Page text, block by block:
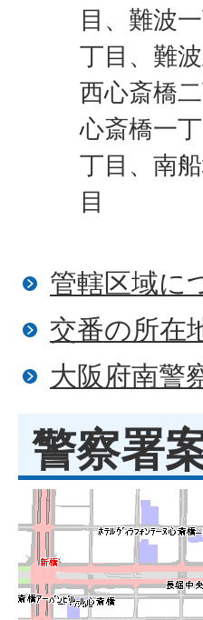
目、難波
丁目、難
西心斎橋
心斎橋一
丁目、南
目
管轄区域に
交番の所在
大阪府南警
警察署